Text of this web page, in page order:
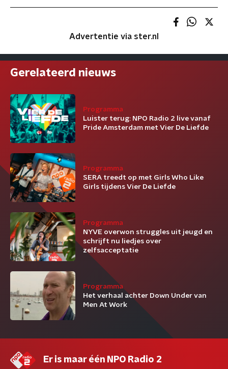
Advertentie via ster.nl
Gerelateerd nieuws
Programma
Luister terug: NPO Radio 2 live vanaf
Pride Amsterdam met Vier De Liefde
Programma
SERA treedt op met Girls Who Like
Girls tijdens Vier De Liefde
Programma
NYVE overwon struggles uit jeugd en
schrijft nu liedjes over
zelfsacceptatie
Programma
Het verhaal achter Down Under van
Men At Work
Er is maar één NPO Radio 2